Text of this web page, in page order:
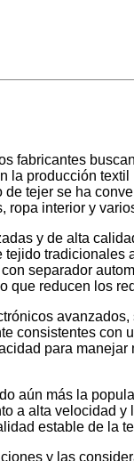
fabricantes
producción
tejer se ha
interior y
y de alta
separador
que reducen los
consistentes con
para
aún más la
a alta velocidad
estable de la
y las